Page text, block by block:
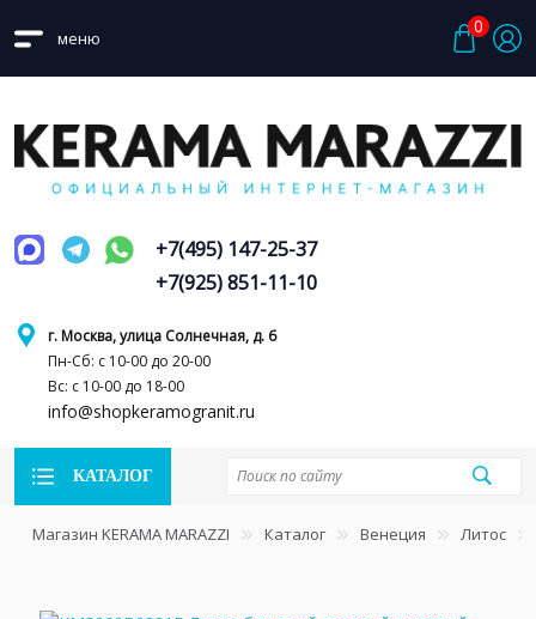
меню
0
г. Москва, улица Солнечная, д. 6
Пн-Сб: с 10-00 до 20-00
Вс: с 10-00 до 18-00
info@shopkeramogranit.ru
+7(495) 147-25-37
+7(925) 851-11-10
КАТАЛОГ
Магазин KERAMA MARAZZI Каталог Венеция Литос